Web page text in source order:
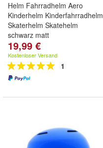
Helm Fahrradhelm Aero
Kinderhelm Kinderfahrradhelm
Skaterhelm Skatehelm
schwarz matt
19,99 €
Kostenloser Versand
1